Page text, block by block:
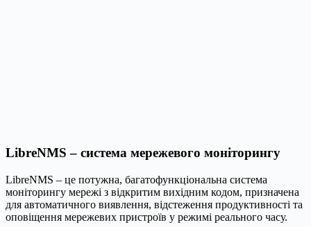
LibreNMS – система мережевого моніторингу
LibreNMS – це потужна, багатофункціональна система
моніторингу мережі з відкритим вихідним кодом, призначена
для автоматичного виявлення, відстеження продуктивності та
оповіщення мережевих пристроїв у режимі реального часу.